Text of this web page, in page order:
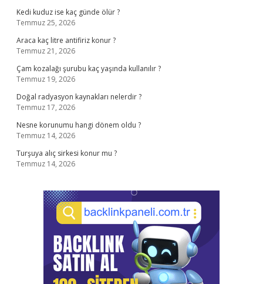
Kedi kuduz ise kaç günde ölür ?
Temmuz 25, 2026
Araca kaç litre antifiriz konur ?
Temmuz 21, 2026
Çam kozalağı şurubu kaç yaşında kullanılır ?
Temmuz 19, 2026
Doğal radyasyon kaynakları nelerdir ?
Temmuz 17, 2026
Nesne korunumu hangi dönem oldu ?
Temmuz 14, 2026
Turşuya alıç sirkesi konur mu ?
Temmuz 14, 2026